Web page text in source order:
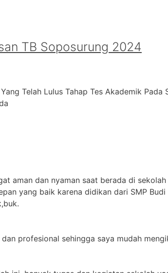
TB Soposurung 2024
Telah Lulus Tahap Tes Akademik Pada
aman dan nyaman saat berada di
yang baik karena didikan dari SMP
profesional sehingga saya mudah